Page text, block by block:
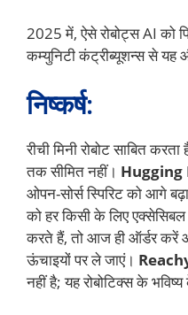
2025 में, ऐसे रोबोट्स AI को
कम्युनिटी कंट्रीब्यूशन्स से यह
निष्कर्ष:
रीची मिनी रोबोट साबित
तक सीमित नहीं। Hugging
ओपन-सोर्स स्पिरिट को आगे
को हर किसी के लिए
करते हैं, तो आज ही ऑर्डर करें
ऊंचाइयों पर ले जाएं।
नहीं है; यह रोबोटिक्स के